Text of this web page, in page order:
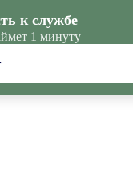
к службе
1 минуту